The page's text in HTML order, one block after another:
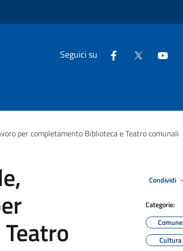
Seguici su
per completamento Biblioteca e Teatro comunali
Condividi
Categorie:
Comune
Cultura